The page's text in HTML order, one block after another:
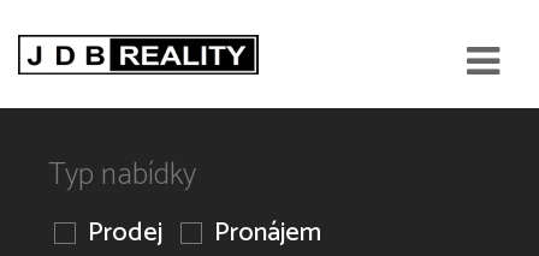
Typ nabídky
Prodej Pronájem